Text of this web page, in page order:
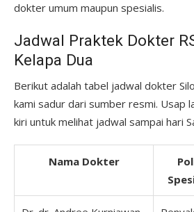
dokter umum maupun spesialis.
Jadwal Praktek Dokter
Kelapa Dua
Berikut adalah tabel jadwal dokter
kami sadur dari sumber resmi. Usap
kiri untuk melihat jadwal sampai hari
Nama Dokter